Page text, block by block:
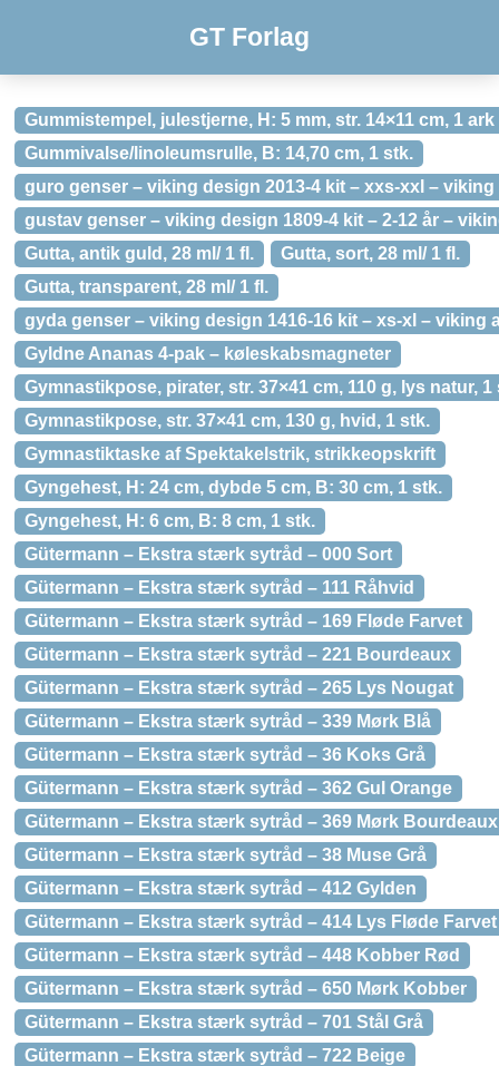
GT Forlag
Gummistempel, julestjerne, H: 5 mm, str. 14×11 cm, 1 ark
Gummivalse/linoleumsrulle, B: 14,70 cm, 1 stk.
guro genser – viking design 2013-4 kit – xxs-xxl –
gustav genser – viking design 1809-4 kit – 2-12 år –
Gutta, antik guld, 28 ml/ 1 fl.
Gutta, sort, 28 ml/ 1 fl.
Gutta, transparent, 28 ml/ 1 fl.
gyda genser – viking design 1416-16 kit – xs-xl – viking
Gyldne Ananas 4-pak – køleskabsmagneter
Gymnastikpose, pirater, str. 37×41 cm, 110 g, lys natur, 1
Gymnastikpose, str. 37×41 cm, 130 g, hvid, 1 stk.
Gymnastiktaske af Spektakelstrik, strikkeopskrift
Gyngehest, H: 24 cm, dybde 5 cm, B: 30 cm, 1 stk.
Gyngehest, H: 6 cm, B: 8 cm, 1 stk.
Gütermann – Ekstra stærk sytråd – 000 Sort
Gütermann – Ekstra stærk sytråd – 111 Råhvid
Gütermann – Ekstra stærk sytråd – 169 Fløde Farvet
Gütermann – Ekstra stærk sytråd – 221 Bourdeaux
Gütermann – Ekstra stærk sytråd – 265 Lys Nougat
Gütermann – Ekstra stærk sytråd – 339 Mørk Blå
Gütermann – Ekstra stærk sytråd – 36 Koks Grå
Gütermann – Ekstra stærk sytråd – 362 Gul Orange
Gütermann – Ekstra stærk sytråd – 369 Mørk Bourdeaux
Gütermann – Ekstra stærk sytråd – 38 Muse Grå
Gütermann – Ekstra stærk sytråd – 412 Gylden
Gütermann – Ekstra stærk sytråd – 414 Lys Fløde Farvet
Gütermann – Ekstra stærk sytråd – 448 Kobber Rød
Gütermann – Ekstra stærk sytråd – 650 Mørk Kobber
Gütermann – Ekstra stærk sytråd – 701 Stål Grå
Gütermann – Ekstra stærk sytråd – 722 Beige